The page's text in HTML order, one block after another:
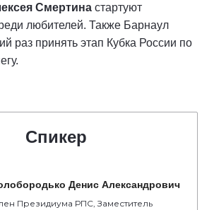
Смертина стартуют
любителей. Также Барнаул
раз принять этап Кубка России по
Спикер
Денис Александрович
Президиума РПС, Заместитель